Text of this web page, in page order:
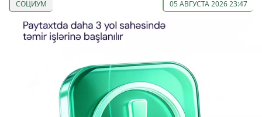
СОЦИУМ 05 АВГУСТА 2026 23:47